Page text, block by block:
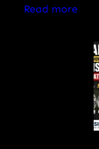
Read more
रावत